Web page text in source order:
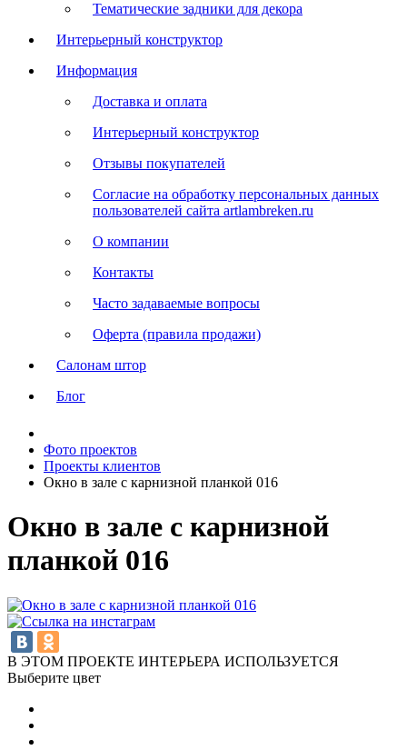
Тематические задники для декора
Интерьерный конструктор
Информация
Доставка и оплата
Интерьерный конструктор
Отзывы покупателей
Согласие на обработку персональных данных
пользователей сайта artlambreken.ru
О компании
Контакты
Часто задаваемые вопросы
Оферта (правила продажи)
Салонам штор
Блог
Фото проектов
Проекты клиентов
Окно в зале с карнизной планкой 016
Окно в зале с карнизной
планкой 016
В ЭТОМ ПРОЕКТЕ ИНТЕРЬЕРА ИСПОЛЬЗУЕТСЯ
Выберите цвет